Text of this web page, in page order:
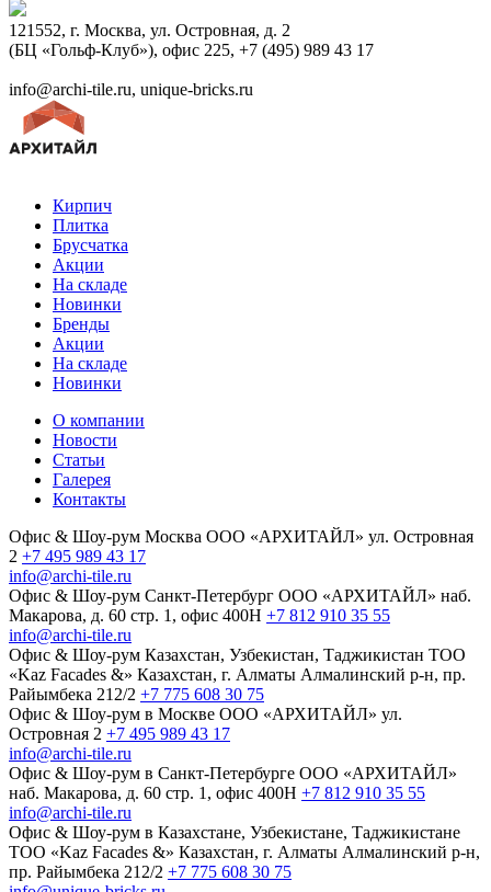
121552, г. Москва, ул. Островная, д. 2
(БЦ «Гольф-Клуб»), офис 225, +7 (495) 989 43 17
info@archi-tile.ru, unique-bricks.ru
Кирпич
Плитка
Брусчатка
Акции
На складе
Новинки
Бренды
Акции
На складе
Новинки
О компании
Новости
Статьи
Галерея
Контакты
Офис & Шоу-рум Москва ООО «АРХИТАЙЛ» ул. Островная
2 +7 495 989 43 17
info@archi-tile.ru
Офис & Шоу-рум Санкт-Петербург ООО «АРХИТАЙЛ» наб.
Макарова, д. 60 стр. 1, офис 400Н +7 812 910 35 55
info@archi-tile.ru
Офис & Шоу-рум Казахстан, Узбекистан, Таджикистан TOO
«Kaz Facades &» Казахстан, г. Алматы Алмалинский р-н, пр.
Райымбека 212/2 +7 775 608 30 75
Офис & Шоу-рум в Москве ООО «АРХИТАЙЛ» ул.
Островная 2 +7 495 989 43 17
info@archi-tile.ru
Офис & Шоу-рум в Санкт-Петербурге ООО «АРХИТАЙЛ»
наб. Макарова, д. 60 стр. 1, офис 400Н +7 812 910 35 55
info@archi-tile.ru
Офис & Шоу-рум в Казахстане, Узбекистане, Таджикистане
TOO «Kaz Facades &» Казахстан, г. Алматы Алмалинский р-н,
пр. Райымбека 212/2 +7 775 608 30 75